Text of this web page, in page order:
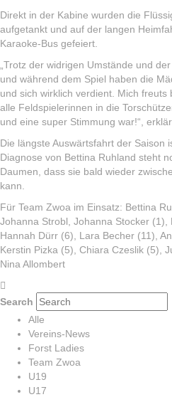
Direkt in der Kabine wurden die
aufgetankt und auf der langen
Karaoke-Bus gefeiert.
„Trotz der widrigen Umstände und
und während dem Spiel haben die
und sich wirklich verdient. Mich freuts
alle Feldspielerinnen in die
und eine super Stimmung war!“,
Die längste Auswärtsfahrt der Saison
Diagnose von Bettina Ruhland steht
Daumen, dass sie bald wieder
kann.
Für Team Zwoa im Einsatz: Bettina
Johanna Strobl, Johanna Stocker (1),
Hannah Dürr (6), Lara Becher (11),
Kerstin Pizka (5), Chiara Czeslik (5),
Nina Allombert
Search
Alle
Vereins-News
Forst Ladies
Team Zwoa
U19
U17